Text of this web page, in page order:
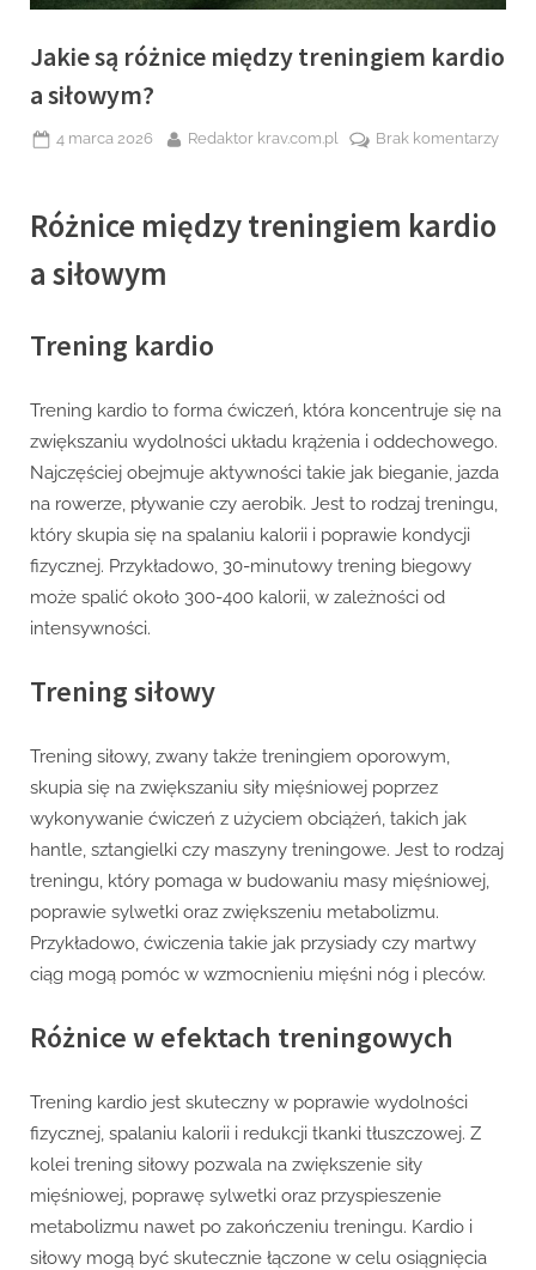
Jakie są różnice między treningiem kardio
a siłowym?
Posted
4 marca 2026 By
Redaktor krav.com.pl Brak komentarzydo
Różnice między treningiem kardio
a siłowym
Trening kardio
Trening kardio to forma ćwiczeń, która koncentruje się na
zwiększaniu wydolności układu krążenia i oddechowego.
Najczęściej obejmuje aktywności takie jak bieganie, jazda
na rowerze, pływanie czy aerobik. Jest to rodzaj treningu,
który skupia się na spalaniu kalorii i poprawie kondycji
fizycznej. Przykładowo, 30-minutowy trening biegowy
może spalić około 300-400 kalorii, w zależności od
intensywności.
Trening siłowy
Trening siłowy, zwany także treningiem oporowym,
skupia się na zwiększaniu siły mięśniowej poprzez
wykonywanie ćwiczeń z użyciem obciążeń, takich jak
hantle, sztangielki czy maszyny treningowe. Jest to rodzaj
treningu, który pomaga w budowaniu masy mięśniowej,
poprawie sylwetki oraz zwiększeniu metabolizmu.
Przykładowo, ćwiczenia takie jak przysiady czy martwy
ciąg mogą pomóc w wzmocnieniu mięśni nóg i pleców.
Różnice w efektach treningowych
Trening kardio jest skuteczny w poprawie wydolności
fizycznej, spalaniu kalorii i redukcji tkanki tłuszczowej. Z
kolei trening siłowy pozwala na zwiększenie siły
mięśniowej, poprawę sylwetki oraz przyspieszenie
metabolizmu nawet po zakończeniu treningu. Kardio i
siłowy mogą być skutecznie łączone w celu osiągnięcia